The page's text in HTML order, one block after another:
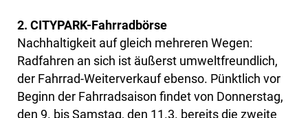
2. CITYPARK-Fahrradbörse
Nachhaltigkeit auf gleich mehreren Wegen:
Radfahren an sich ist äußerst umweltfreundlich,
der Fahrrad-Weiterverkauf ebenso. Pünktlich vor
Beginn der Fahrradsaison findet von Donnerstag,
den 9. bis Samstag, den 11.3. bereits die zweite